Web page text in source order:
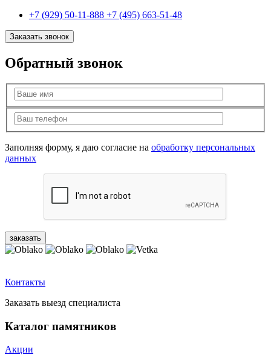
+7 (929) 50-11-888 +7 (495) 663-51-48
Заказать звонок
Обратный звонок
Заполняя форму, я даю согласие на обработку персональных
данных
Контакты
Заказать выезд специалиста
Каталог памятников
Акции